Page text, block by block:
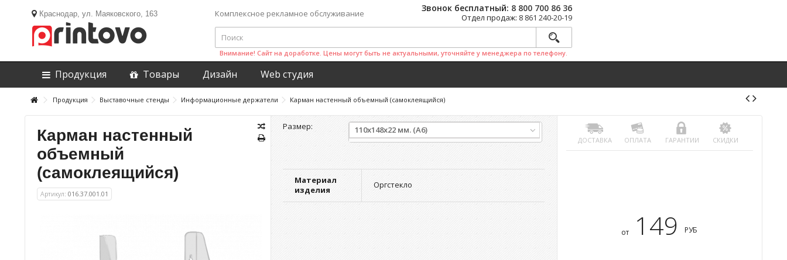
Краснодар, ул. Маяковского, 163 Комплексное рекламное обслуживание Звонок бесплатный: 8 800 700 86 36
Отдел продаж: 8 861 240-20-19
Внимание! Сайт на доработке. Цены могут быть не актуальными, уточняйте у менеджера по телефону.
Продукция Товары Дизайн Web студия
Продукция Выставочные стенды Информационные держатели Карман настенный объемный (самоклеящийся)
Размер: 110х148х22 мм. (А6)
Материал
изделия
Оргстекло
ДОСТАВКА ОПЛАТА ГАРАНТИИ СКИДКИ
от 149 РУБ
Карман настенный
объемный
(самоклеящийся)
Артикул: 016.37.001.01